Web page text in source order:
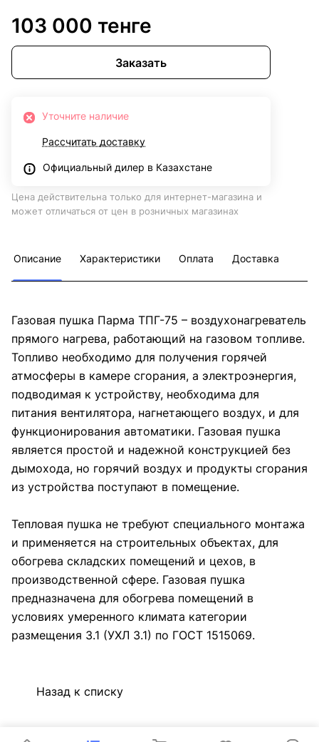
103 000 тенге
Заказать
Уточните наличие
Рассчитать доставку
Официальный дилер в Казахстане
Цена действительна только для интернет-магазина и
может отличаться от цен в розничных магазинах
Описание Характеристики Оплата Доставка
Газовая пушка Парма ТПГ-75 – воздухонагреватель
прямого нагрева, работающий на газовом топливе.
Топливо необходимо для получения горячей
атмосферы в камере сгорания, а электроэнергия,
подводимая к устройству, необходима для
питания вентилятора, нагнетающего воздух, и для
функционирования автоматики. Газовая пушка
является простой и надежной конструкцией без
дымохода, но горячий воздух и продукты сгорания
из устройства поступают в помещение.
Тепловая пушка не требуют специального монтажа
и применяется на строительных объектах, для
обогрева складских помещений и цехов, в
производственной сфере. Газовая пушка
предназначена для обогрева помещений в
условиях умеренного климата категории
размещения 3.1 (УХЛ 3.1) по ГОСТ 1515069.
Назад к списку